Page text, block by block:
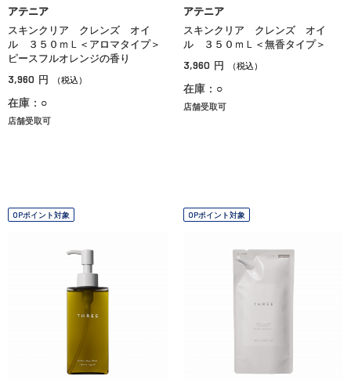
アテニア
スキンクリア クレンズ オイ
ル ３５０ｍＬ＜アロマタイプ＞
ピースフルオレンジの香り
3,960 円 （税込）
在庫：○
店舗受取可
アテニア
スキンクリア クレンズ オイ
ル ３５０ｍＬ＜無香タイプ＞
3,960 円 （税込）
在庫：○
店舗受取可
OPポイント対象 OPポイント対象